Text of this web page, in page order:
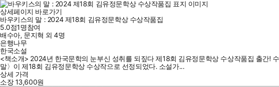
상세페이지 바로가기
바우키스의 말 : 2024 제18회 김유정문학상 수상작품집
5.0점1명참여
배수아, 문지혁 외4명
은행나무
한국소설
<책소개> 2024년 한국문학의 눈부신 성취를 되짚다 제18회 김유정문학상 수상작품집 출간!
말〉이 제18회 김유정문학상 수상작으로 선정되었다. 소설가...
상세 가격
소장13,600원